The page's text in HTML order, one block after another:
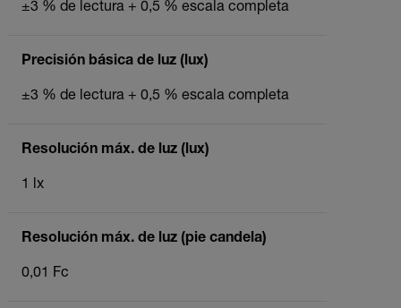
±3 % de lectura + 0,5 % escala completa
Precisión básica de luz (lux)
±3 % de lectura + 0,5 % escala completa
Resolución máx. de luz (lux)
1 lx
Resolución máx. de luz (pie candela)
0,01 Fc